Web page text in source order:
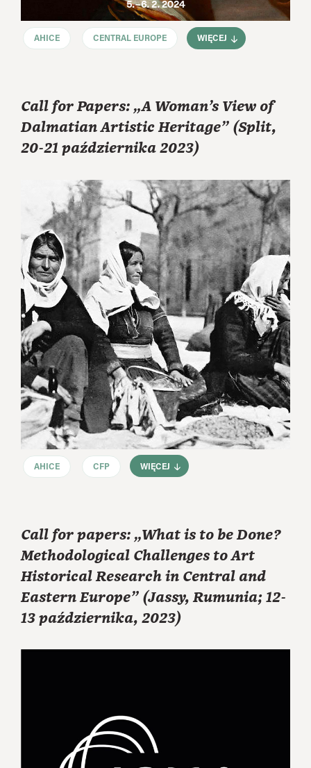
AHICE CENTRAL EUROPE WIĘCEJ
Call for Papers: „A Woman’s View of
Dalmatian Artistic Heritage” (Split,
20-21 października 2023)
AHICE CFP WIĘCEJ
Call for papers: „What is to be Done?
Methodological Challenges to Art
Historical Research in Central and
Eastern Europe” (Jassy, Rumunia; 12-
13 października, 2023)